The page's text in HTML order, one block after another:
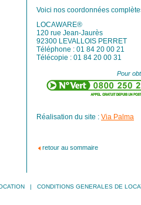
Voici nos coordonnées
LOCAWARE®
120 rue Jean-Jaurès
92300 LEVALLOIS PERRET
Téléphone : 01 84 20 00 21
Télécopie : 01 84 20 00 31
Pour
Réalisation du site : Via Palma
retour au sommaire
| CONDITIONS GENERALES DE